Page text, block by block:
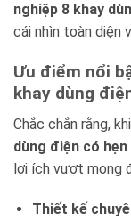
nghiệp 8 khay
cái nhìn toàn diện
Ưu điểm nổi
khay dùng
Chắc chắn rằng,
dùng điện có
lợi ích vượt mong
Thiết kế